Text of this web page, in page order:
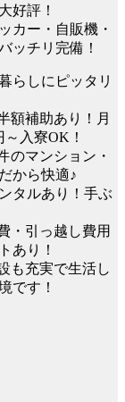
好評！
カー・自販機・
ッチリ完備！
らしにピッタリ
額補助あり！月
～入寮OK！
のマンション・
から快適♪
タルあり！手ぶ
・引っ越し費用
あり！
も充実で生活し
です！